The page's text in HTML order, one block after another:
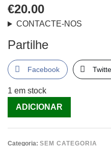
€20.00
CONTACTE-NOS
Partilhe
Facebook
1 em stock
Quantidade
de
em
ADICIONAR
Categoria: SEM CATEGORIA